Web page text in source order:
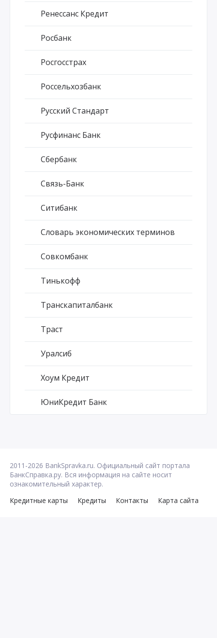
Ренессанс Кредит
Росбанк
Росгосстрах
Россельхозбанк
Русский Стандарт
Русфинанс Банк
Сбербанк
Связь-Банк
Ситибанк
Словарь экономических терминов
Совкомбанк
Тинькофф
Транскапиталбанк
Траст
Уралсиб
Хоум Кредит
ЮниКредит Банк
2011-2026 BankSpravka.ru. Официальный сайт портала
БанкСправка.ру. Вся информация на сайте носит
ознакомительный характер.
Кредитные карты
Кредиты Контакты Карта сайта